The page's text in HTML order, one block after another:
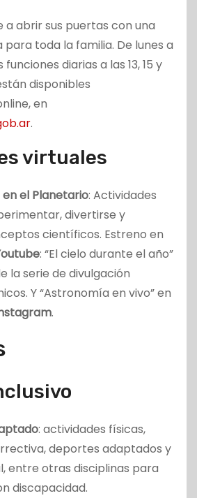
a abrir sus puertas con una
para toda la familia. De lunes a
diarias a las 13, 15 y
disponibles
en
.
virtuales
el Planetario: Actividades
divertirse y
científicos. Estreno en
: “El cielo durante el año”
la serie de divulgación
Y “Astronomía en vivo” en
.
: actividades físicas,
deportes adaptados y
entre otras disciplinas para
discapacidad.